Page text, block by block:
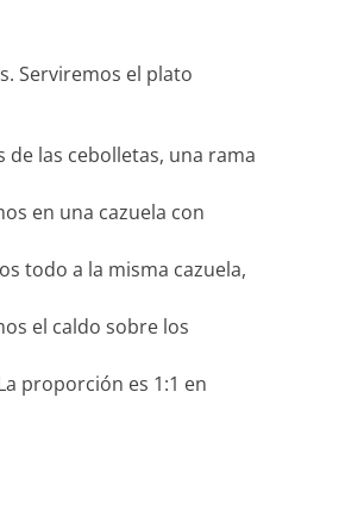
Serviremos el plato
las cebolletas, una rama
en una cazuela con
todo a la misma cazuela,
el caldo sobre los
proporción es 1:1 en